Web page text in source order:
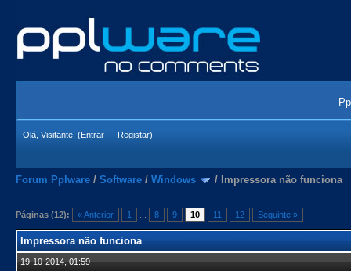
Olá, Visitante! (Entrar — Registar)
Forum Pplware / Software / Windows / Impressora não funciona
Páginas (12): « Anterior 1 8 9 10 11 12 Seguinte »
Impressora não funciona
19-10-2014, 01:59